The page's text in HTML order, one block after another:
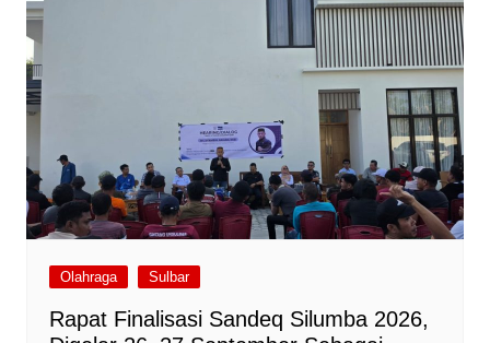
Olahraga Sulbar
Rapat Finalisasi Sandeq Silumba 2026,